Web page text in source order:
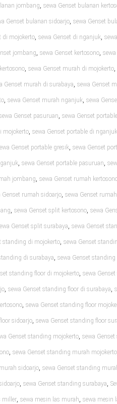
jombang, sewa Genset bulanan
Genset bulanan sidoarjo, sewa Genset
di mojokerto, sewa Genset di nganjuk,
jombang, sewa Genset kertosono,
, sewa Genset murah di mojokerto,
Genset murah di surabaya, sewa Genset
, sewa Genset murah nganjuk, sewa
Genset pasuruan, sewa Genset
mojokerto, sewa Genset portable di nganjuk
Genset portable gresik, sewa Genset
, sewa Genset portable pasuruan,
jombang, sewa Genset rumah
Genset rumah sidoarjo, sewa Genset
, sewa Genset split kertosono, sewa
Genset split surabaya, sewa Genset
standing di mojokerto, sewa Genset
di surabaya, sewa Genset
standing floor di mojokerto, sewa
, sewa Genset standing floor di surabaya,
, sewa Genset standing floor
sidoarjo, sewa Genset standing floor
Genset standing mojokerto, sewa
, sewa Genset standing murah mojokerto
sidoarjo, sewa Genset standing
, sewa Genset standing surabaya,
miller, sewa mesin las murah, sewa mesin